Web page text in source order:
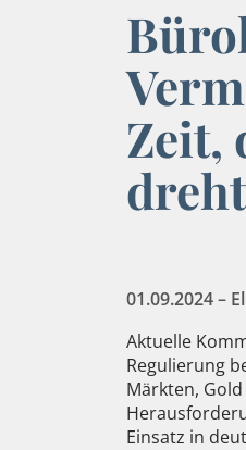
Zeit,
01.09.2024 –
Aktuelle
Regulierung
Märkten,
Einsatz in